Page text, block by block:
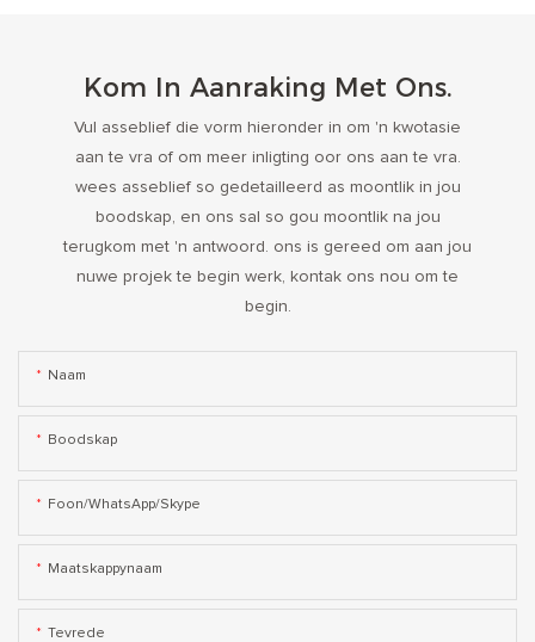
Kom In Aanraking Met Ons.
Vul asseblief die vorm hieronder in om 'n kwotasie
aan te vra of om meer inligting oor ons aan te vra.
wees asseblief so gedetailleerd as moontlik in jou
boodskap, en ons sal so gou moontlik na jou
terugkom met 'n antwoord. ons is gereed om aan jou
nuwe projek te begin werk, kontak ons ​​nou om te
begin.
Naam
Boodskap
Foon/WhatsApp/Skype
Maatskappynaam
Tevrede